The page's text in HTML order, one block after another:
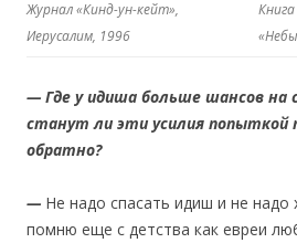
Журнал «Кинд-ун-кейт»,
Иерусалим, 1996
— Где у идиша больше шансов на
станут ли эти усилия попыткой
обратно?
— Не надо спасать идиш и не надо
помню еще с детства как евреи